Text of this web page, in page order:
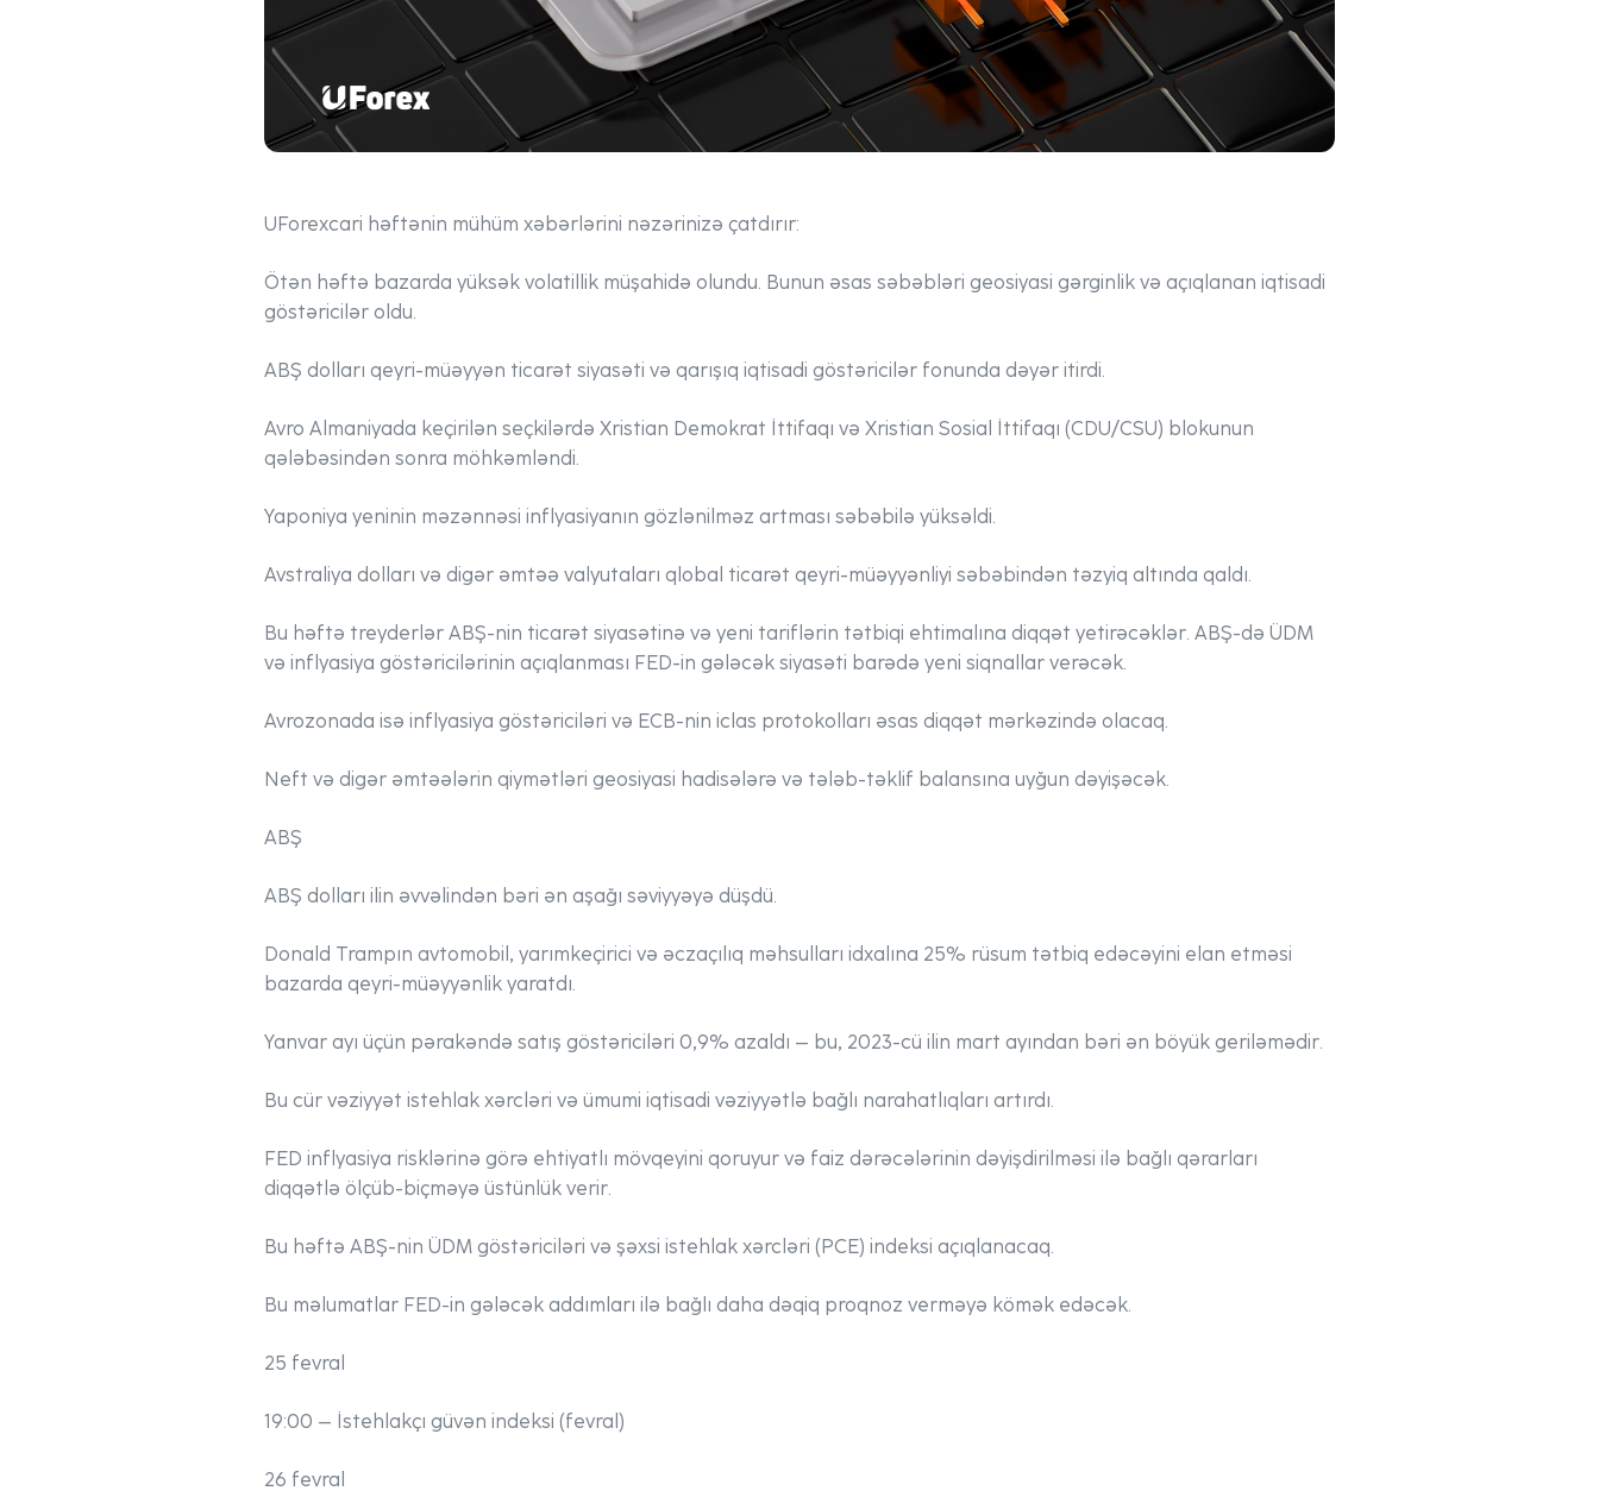
UForexcari həftənin mühüm xəbərlərini nəzərinizə çatdırır:
Ötən həftə bazarda yüksək volatillik müşahidə olundu. Bunun əsas səbəbləri geosiyasi gərginlik və açıqlanan iqtisadi
göstəricilər oldu.
ABŞ dolları qeyri-müəyyən ticarət siyasəti və qarışıq iqtisadi göstəricilər fonunda dəyər itirdi.
Avro Almaniyada keçirilən seçkilərdə Xristian Demokrat İttifaqı və Xristian Sosial İttifaqı (CDU/CSU) blokunun
qələbəsindən sonra möhkəmləndi.
Yaponiya yeninin məzənnəsi inflyasiyanın gözlənilməz artması səbəbilə yüksəldi.
Avstraliya dolları və digər əmtəə valyutaları qlobal ticarət qeyri-müəyyənliyi səbəbindən təzyiq altında qaldı.
Bu həftə treyderlər ABŞ-nin ticarət siyasətinə və yeni tariflərin tətbiqi ehtimalına diqqət yetirəcəklər. ABŞ-də ÜDM
və inflyasiya göstəricilərinin açıqlanması FED-in gələcək siyasəti barədə yeni siqnallar verəcək.
Avrozonada isə inflyasiya göstəriciləri və ECB-nin iclas protokolları əsas diqqət mərkəzində olacaq.
Neft və digər əmtəələrin qiymətləri geosiyasi hadisələrə və tələb-təklif balansına uyğun dəyişəcək.
ABŞ
ABŞ dolları ilin əvvəlindən bəri ən aşağı səviyyəyə düşdü.
Donald Trampın avtomobil, yarımkeçirici və əczaçılıq məhsulları idxalına 25% rüsum tətbiq edəcəyini elan etməsi
bazarda qeyri-müəyyənlik yaratdı.
Yanvar ayı üçün pərakəndə satış göstəriciləri 0,9% azaldı – bu, 2023-cü ilin mart ayından bəri ən böyük geriləmədir.
Bu cür vəziyyət istehlak xərcləri və ümumi iqtisadi vəziyyətlə bağlı narahatlıqları artırdı.
FED inflyasiya risklərinə görə ehtiyatlı mövqeyini qoruyur və faiz dərəcələrinin dəyişdirilməsi ilə bağlı qərarları
diqqətlə ölçüb-biçməyə üstünlük verir.
Bu həftə ABŞ-nin ÜDM göstəriciləri və şəxsi istehlak xərcləri (PCE) indeksi açıqlanacaq.
Bu məlumatlar FED-in gələcək addımları ilə bağlı daha dəqiq proqnoz verməyə kömək edəcək.
25 fevral
19:00 – İstehlakçı güvən indeksi (fevral)
26 fevral